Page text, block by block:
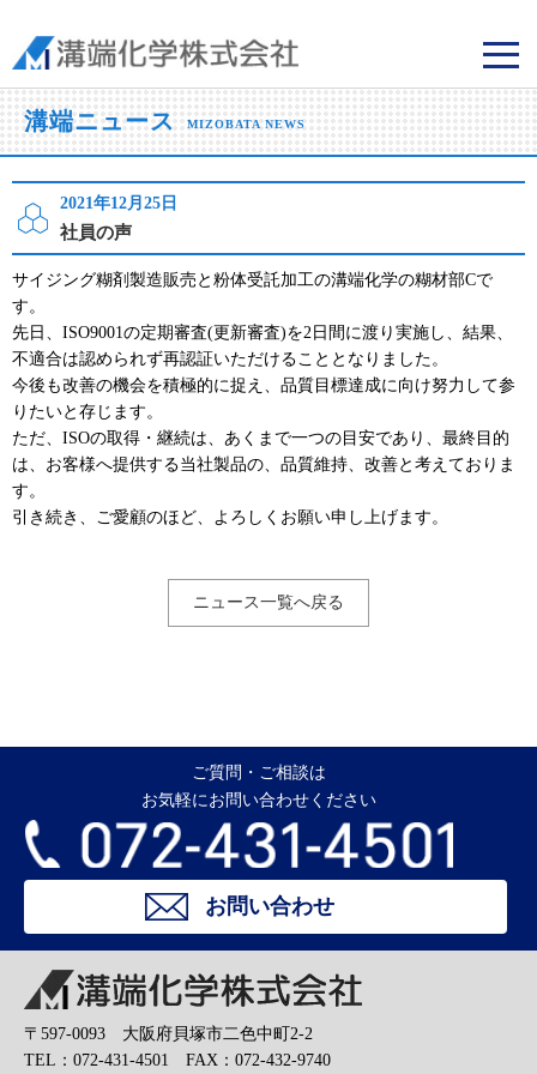
溝端化学株式会社
溝端ニュース MIZOBATA NEWS
2021年12月25日
社員の声
サイジング糊剤製造販売と粉体受託加工の溝端化学の糊材部Cで
す。
先日、ISO9001の定期審査(更新審査)を2日間に渡り実施し、結果、
不適合は認められず再認証いただけることとなりました。
今後も改善の機会を積極的に捉え、品質目標達成に向け努力して参
りたいと存じます。
ただ、ISOの取得・継続は、あくまで一つの目安であり、最終目的
は、お客様へ提供する当社製品の、品質維持、改善と考えておりま
す。
引き続き、ご愛顧のほど、よろしくお願い申し上げます。
ニュース一覧へ戻る
ご質問・ご相談は
お気軽にお問い合わせください
お問い合わせ
〒597-0093 大阪府貝塚市二色中町2-2
TEL：072-431-4501 FAX：072-432-9740